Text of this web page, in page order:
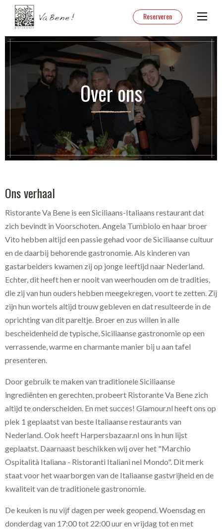
Reserveren
Over ons
Ons verhaal
Ristorante Va Bene is een Siciliaans-Italiaans restaurant dat
zich bevindt in Voorschoten. Angela Tumbiolo en haar broer
Vito hebben altijd een passie gehad voor de Siciliaanse cultuur
en de daarbij behorende gastronomie. Als kinderen van
gastarbeiders kwamen zij op jonge leeftijd naar Nederland.
Echter, dit heeft hen er nooit van weerhouden om de tradities,
die zij van hun ouders hebben meegekregen, voort te zetten. Zij
zijn hun wortels altijd trouw gebleven en dat resulteerde in de
oprichting van dit pareltje. Broer en zus willen in alle
bescheidenheid de typische, Siciliaanse gastronomie op een
verrassende, warme en charmante manier bij u aan tafel
presenteren.
Door gebruik te maken van traditionele Siciliaanse
ingrediënten en gerechten, probeert Ristorante Va Bene zich
altijd te onderscheiden. En met succes! Glamour.nl heeft ons op
plek 1 geplaatst van beste Italiaanse restaurants van
Nederland. Ook heeft Harpersbazaar.nl ons in hun lijst
geplaatst. Daarnaast beschikken wij over het "Marchio
Ospitalità Italiana - Ristoranti Italiani nel Mondo". Dit merk
staat voor het waarborgen van de Italiaanse gastvrijheid en de
kwaliteit van de traditionele gastronomie.
De keuken is nu vijf dagen per week geopend. Woensdag en
donderdag van 17:00 tot 22:00 uur en vrijdag tot en met